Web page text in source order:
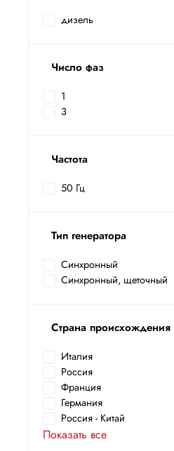
дизель
Число фаз
1
3
Частота
50 Гц
Тип генератора
Синхронный
Синхронный, щеточный
Страна происхождения
Италия
Россия
Франция
Германия
Россия - Китай
Показать все